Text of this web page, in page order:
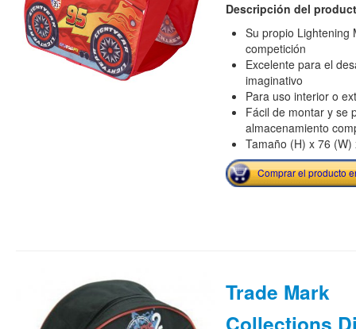
Descripción del
Su propio Lightening
competición
Excelente para el
imaginativo
Para uso interior o
Fácil de montar y se
almacenamiento
Tamaño (H) x 76
Comprar el producto
Trade Mark